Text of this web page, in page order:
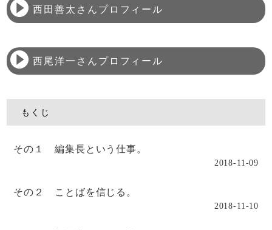
西田善太さんプロフィール
西尾洋一さんプロフィール
もくじ
その１ 編集長という仕事。
2018-11-09
その２ ことばを信じる。
2018-11-10